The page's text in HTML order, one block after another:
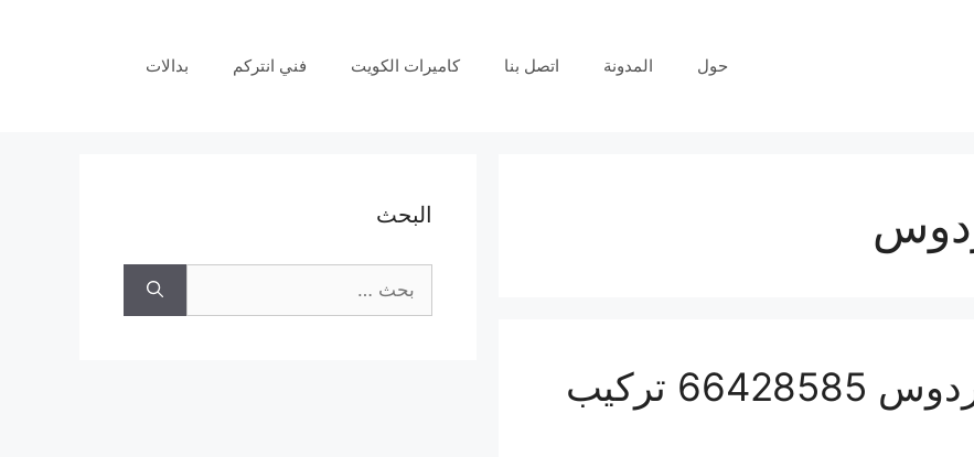
حول المدونة اتصل بنا كاميرات الكويت فني انتركم بدالات
فني كاميرات مراقبة الفردوس 66428585 تركيب
البحث